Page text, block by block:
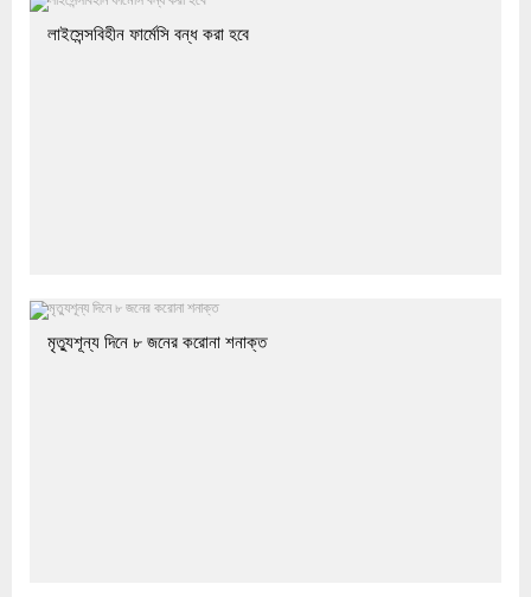
লাইসেন্সবিহীন ফার্মেসি বন্ধ করা হবে
মৃত্যুশূন্য দিনে ৮ জনের করোনা শনাক্ত